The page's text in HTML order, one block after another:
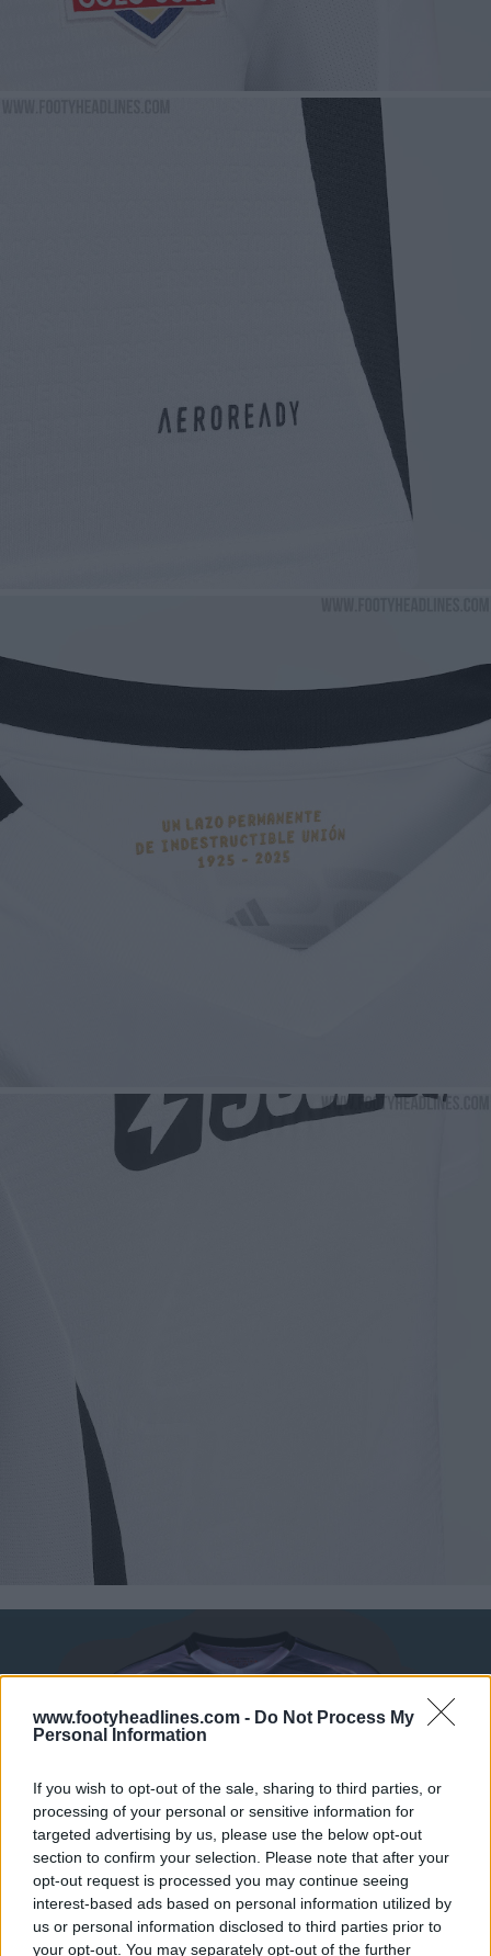
www.footyheadlines.com - Do Not Process My
Personal Information
If you wish to opt-out of the sale, sharing to third parties, or
processing of your personal or sensitive information for
targeted advertising by us, please use the below opt-out
section to confirm your selection. Please note that after your
opt-out request is processed you may continue seeing
interest-based ads based on personal information utilized by
us or personal information disclosed to third parties prior to
your opt-out. You may separately opt-out of the further